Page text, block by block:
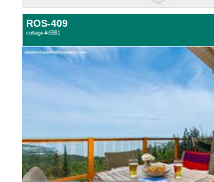
ROS-409
cottage #:6981